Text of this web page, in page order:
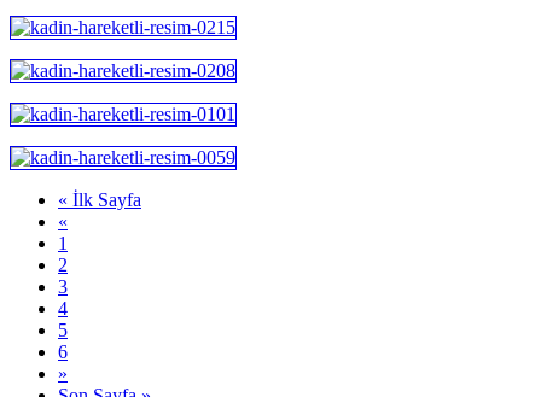
« İlk Sayfa
«
1
2
3
4
5
6
»